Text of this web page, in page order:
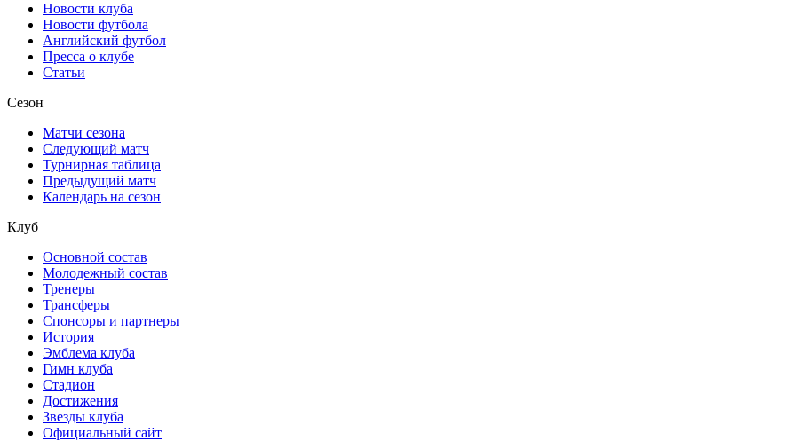
Новости клуба
Новости футбола
Английский футбол
Пресса о клубе
Статьи
Сезон
Матчи сезона
Следующий матч
Турнирная таблица
Предыдущий матч
Календарь на сезон
Клуб
Основной состав
Молодежный состав
Тренеры
Трансферы
Спонсоры и партнеры
История
Эмблема клуба
Гимн клуба
Стадион
Достижения
Звезды клуба
Официальный сайт